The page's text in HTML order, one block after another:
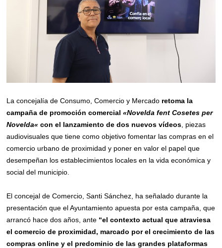
La concejalía de Consumo, Comercio y Mercado retoma la
campaña de promoción comercial«Novelda fent Cosetesper
Novelda« con el lanzamiento de dos nuevos vídeos , piezas
audiovisuales que tiene como objetivo fomentar las compras en el
comercio urbano de proximidad y poner en valor el papel que
desempeñan los establecimientos locales en la vida económica y
social del municipio.
El concejal de Comercio, Santi Sánchez, ha señalado durante la
presentación que el Ayuntamiento apuesta por esta campaña, que
arrancó hace dos años, ante “el contexto actual que atraviesa
el comercio de proximidad, marcado por el crecimiento de las
compras online y el predominio de las grandes plataformas